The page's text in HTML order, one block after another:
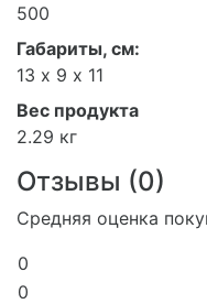
500
Габариты, см:
13 х 9 х 11
Вес продукта
2.29 кг
Отзывы (0)
Средняя оценка
0
0